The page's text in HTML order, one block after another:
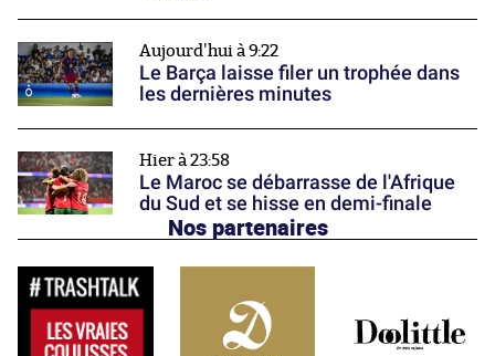
Aujourd'hui à 9:22
Le Barça laisse filer un trophée dans
les dernières minutes
Hier à 23:58
Le Maroc se débarrasse de l'Afrique
du Sud et se hisse en demi-finale
Nos partenaires